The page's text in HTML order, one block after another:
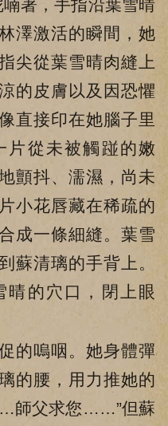
著，手指沿葉雪晴
澤激活的瞬間，她
尖從葉雪晴肉縫上
的皮膚以及因恐懼
直接印在她腦子里
片從未被觸踫的嫩
顫抖、濡濕，尚未
小花唇藏在稀疏的
成一條細縫。葉雪
蘇清璃的手背上。
晴的穴口，閉上眼
嗚咽。她身體彈
的腰，用力推她的
師父求您……”但蘇